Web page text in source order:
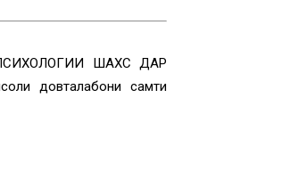
ШАХС ДАР
довталабони самти